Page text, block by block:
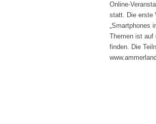
Online-
statt. Die erste
„Smartphones
Themen ist auf
finden. Die